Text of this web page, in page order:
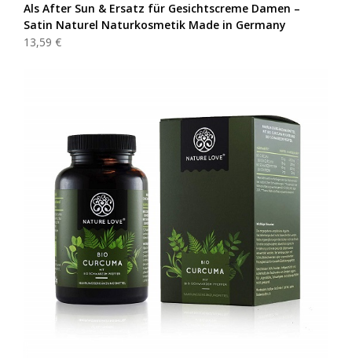
Als After Sun & Ersatz für Gesichtscreme Damen –
Satin Naturel Naturkosmetik Made in Germany
13,59 €